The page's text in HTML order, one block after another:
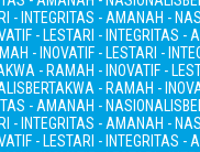
- INTEGRITAS - AMANAH -
- LESTARI - INTEGRITAS -
- INOVATIF - LESTARI -
- RAMAH - INOVATIF -
BERTAKWA - RAMAH -
- AMANAH - NASIONALIS
- INTEGRITAS - AMANAH -
- LESTARI - INTEGRITAS -